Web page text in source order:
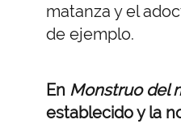
matanza y el
de ejemplo.
En Monstruo del
establecido y la